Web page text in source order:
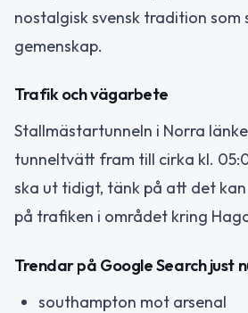
nostalgisk svensk tradition som
gemenskap.
Trafik och vägarbete
Stallmästartunneln i Norra
tunneltvätt fram till cirka kl.
ska ut tidigt, tänk på att det
på trafiken i området kring
Trendar på Google Search just
southampton mot arsenal